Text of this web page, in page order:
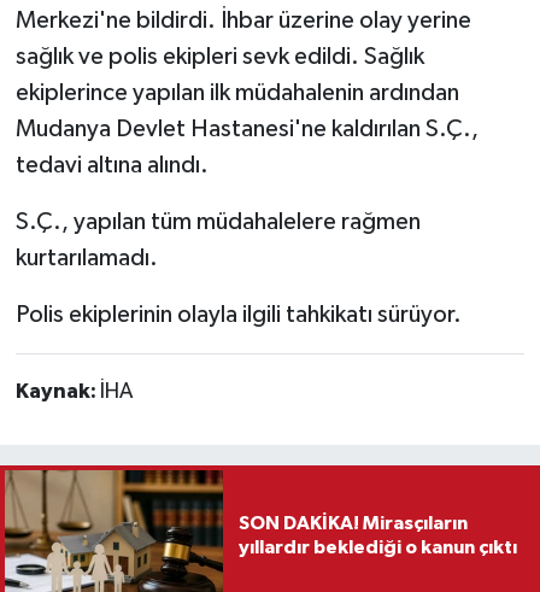
Merkezi'ne bildirdi. İhbar üzerine olay yerine
sağlık ve polis ekipleri sevk edildi. Sağlık
ekiplerince yapılan ilk müdahalenin ardından
Mudanya Devlet Hastanesi'ne kaldırılan S.Ç.,
tedavi altına alındı.
S.Ç., yapılan tüm müdahalelere rağmen
kurtarılamadı.
Polis ekiplerinin olayla ilgili tahkikatı sürüyor.
Kaynak: İHA
SON DAKİKA! Mirasçıların
yıllardır beklediği o kanun çıktı
Yaşam